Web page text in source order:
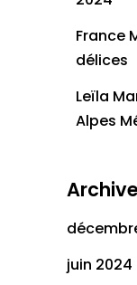
France
délices
Leïla
Alpes
juin 2024